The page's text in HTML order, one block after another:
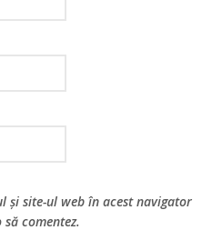
și site-ul web în acest navigator
comentez.